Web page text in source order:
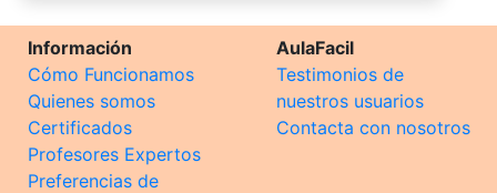
Información
Cómo Funcionamos
Quienes somos
Certificados
Profesores Expertos
Preferencias de
AulaFacil
Testimonios de
nuestros usuarios
Contacta con nosotros